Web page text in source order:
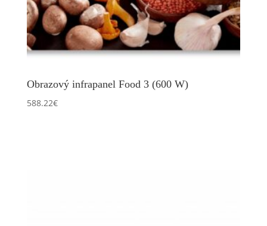
Obrazový infrapanel Food 3 (600 W)
588.22€